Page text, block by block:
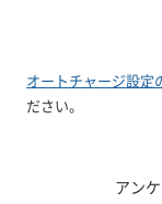
オートチャージ設定
ださい。
アン